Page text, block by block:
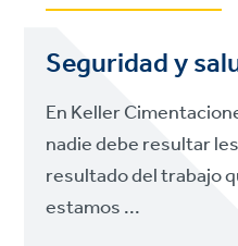
Seguridad y
En Keller
nadie debe resultar
resultado del trabajo
estamos ...